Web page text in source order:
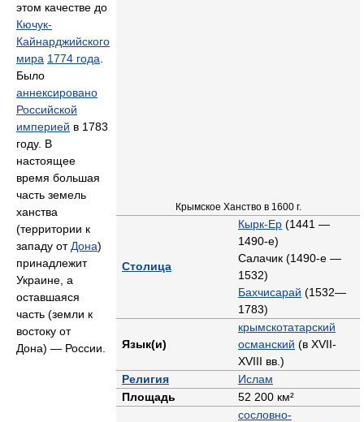
Крымское Ханство в 1600 г.
Столица
Кырк-Ер (1441 —
1490-е)
Салачик (1490-е —
1532)
Бахчисарай (1532—
1783)
Язык(и)
крымскотатарский
османский (в XVII-
XVIII вв.)
Религия
Ислам
Площадь
52 200 км²
сословно-
этом качестве до
Кючук-
Кайнарджийского
мира 1774 года
Было
аннексировано
Российской
империей в 1783
году. В
настоящее
время большая
часть земель
ханства
(территории к
западу от Дона)
принадлежит
Украине, а
оставшаяся
часть (земли к
востоку от
Дона) — России.